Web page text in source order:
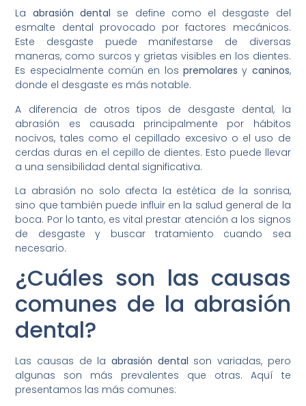
La abrasión dental se define como el desgaste del
esmalte dental provocado por factores mecánicos.
Este desgaste puede manifestarse de diversas
maneras, como surcos y grietas visibles en los dientes.
Es especialmente común en los premolares y caninos,
donde el desgaste es más notable.
A diferencia de otros tipos de desgaste dental, la
abrasión es causada principalmente por hábitos
nocivos, tales como el cepillado excesivo o el uso de
cerdas duras en el cepillo de dientes. Esto puede llevar
a una sensibilidad dental significativa.
La abrasión no solo afecta la estética de la sonrisa,
sino que también puede influir en la salud general de la
boca. Por lo tanto, es vital prestar atención a los signos
de desgaste y buscar tratamiento cuando sea
necesario.
¿Cuáles son las causas
comunes de la abrasión
dental?
Las causas de la abrasión dental son variadas, pero
algunas son más prevalentes que otras. Aquí te
presentamos las más comunes: